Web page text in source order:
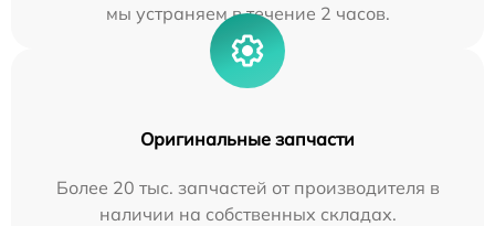
мы устраняем в течение 2 часов.
Оригинальные запчасти
Более 20 тыс. запчастей от производителя в
наличии на собственных складах.